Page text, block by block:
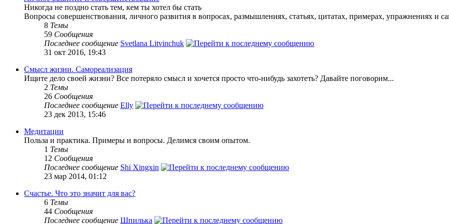
Никогда не поздно стать тем, кем ты хотел бы стать
Вопросы совершенствования, личного развития в вопросах, размышлениях, статьях, цитатах, примерах, упражнениях и
8 Темы
59 Сообщения
Последнее сообщение Svetlana Litvinchuk
31 окт 2016, 19:43
Смысл жизни. Самореализация
Ищите дело своей жизни? Все потеряло смысл и хочется просто что-нибудь захотеть? Давайте поговорим...
2 Темы
26 Сообщения
Последнее сообщение Elly
23 дек 2013, 15:46
Медитации
Польза и практика. Примеры и вопросы. Делимся своим опытом.
1 Темы
12 Сообщения
Последнее сообщение Shi Xingxin
23 мар 2014, 01:12
Счастье. Что это значит для вас?
6 Темы
44 Сообщения
Последнее сообщение Шпилька